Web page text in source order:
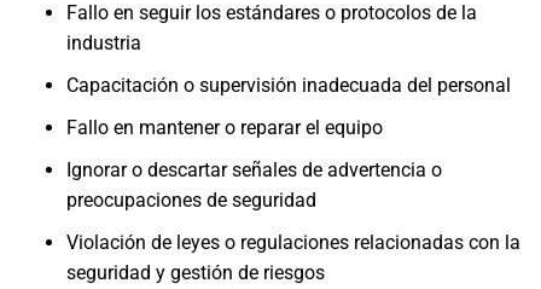
Fallo en seguir los estándares o protocolos de la
industria
Capacitación o supervisión inadecuada del personal
Fallo en mantener o reparar el equipo
Ignorar o descartar señales de advertencia o
preocupaciones de seguridad
Violación de leyes o regulaciones relacionadas con la
seguridad y gestión de riesgos